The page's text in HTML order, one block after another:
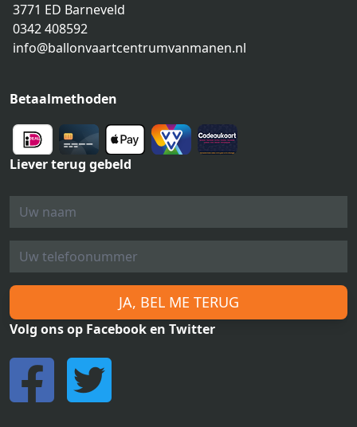
3771 ED Barneveld
0342 408592
info@ballonvaartcentrumvanmanen.nl
Betaalmethoden
Liever terug gebeld
JA, BEL ME TERUG
Volg ons op Facebook en Twitter